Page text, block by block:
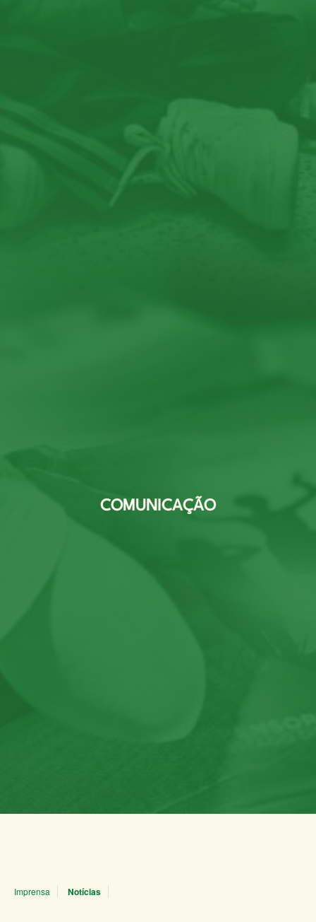
COMUNICAÇÃO
Imprensa Notícias